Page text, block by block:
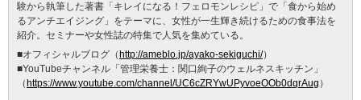
験から執筆した著書「キレイになる！フェロモンレシピ」で「食から始め
るアンチエイジング」をテーマに、女性が一生輝き続けるための食事法を
紹介。セミナーや女性誌の特集で人気を集めている。
■オフィシャルブログ（ http://ameblo.jp/ayako-sekiguchi/）
■YouTubeチャンネル「管理栄養士：関口絢子のウェルネスキッチン」
（ https://www.youtube.com/channel/UC6cZRYwUPyvoeOOb0dqrAug ）